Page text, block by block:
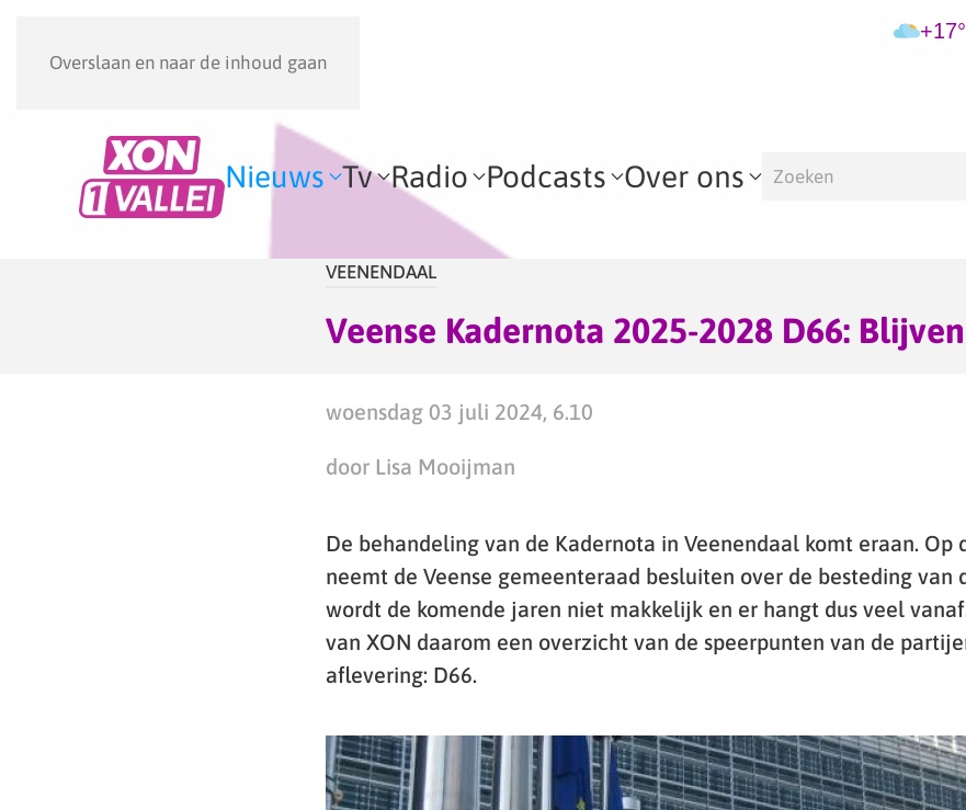
Overslaan en naar de inhoud gaan
Nieuws Tv Radio Podcasts Over ons
VEENENDAAL
Veense Kadernota 2025-2028 D66:
woensdag 03 juli 2024, 6.10
door Lisa Mooijman
De behandeling van de Kadernota in Veenendaal komt eraan. Op
neemt de Veense gemeenteraad besluiten over de besteding van
wordt de komende jaren niet makkelijk en er hangt dus veel
van XON daarom een overzicht van de speerpunten van de
aflevering: D66.